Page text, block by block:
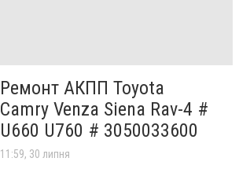
Ремонт АКПП Toyota
Camry Venza Siena Rav-4 #
U660 U760 # 3050033600
11:59, 30 липня